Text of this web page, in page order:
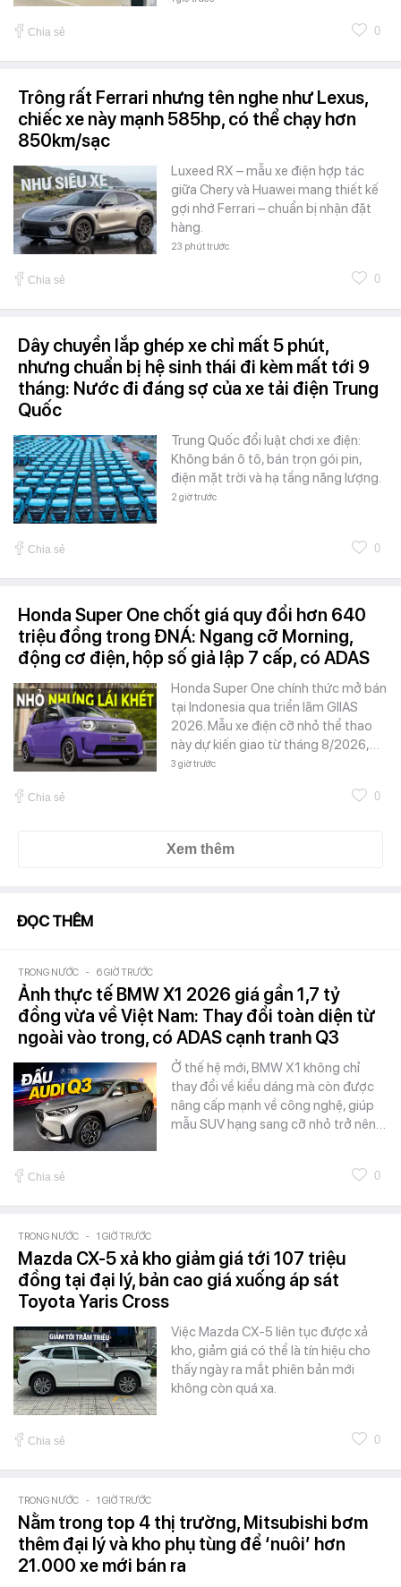
Chia sẻ 0
Trông rất Ferrari nhưng tên nghe như Lexus,
chiếc xe này mạnh 585hp, có thể chạy hơn
850km/sạc
Luxeed RX – mẫu xe điện hợp tác
giữa Chery và Huawei mang thiết kế
gợi nhớ Ferrari – chuẩn bị nhận đặt
hàng.
23 phút trước
Chia sẻ 0
Dây chuyền lắp ghép xe chỉ mất 5 phút,
nhưng chuẩn bị hệ sinh thái đi kèm mất tới 9
tháng: Nước đi đáng sợ của xe tải điện Trung
Quốc
Trung Quốc đổi luật chơi xe điện:
Không bán ô tô, bán trọn gói pin,
điện mặt trời và hạ tầng năng lượng.
2 giờ trước
Chia sẻ 0
Honda Super One chốt giá quy đổi hơn 640
triệu đồng trong ĐNÁ: Ngang cỡ Morning,
động cơ điện, hộp số giả lập 7 cấp, có ADAS
Honda Super One chính thức mở bán
tại Indonesia qua triển lãm GIIAS
2026. Mẫu xe điện cỡ nhỏ thể thao
này dự kiến giao từ tháng 8/2026,…
3 giờ trước
Chia sẻ 0
Xem thêm
ĐỌC THÊM
TRONG NƯỚC - 6 GIỜ TRƯỚC
Ảnh thực tế BMW X1 2026 giá gần 1,7 tỷ
đồng vừa về Việt Nam: Thay đổi toàn diện từ
ngoài vào trong, có ADAS cạnh tranh Q3
Ở thế hệ mới, BMW X1 không chỉ
thay đổi về kiểu dáng mà còn được
nâng cấp mạnh về công nghệ, giúp
mẫu SUV hạng sang cỡ nhỏ trở nên…
Chia sẻ 0
TRONG NƯỚC - 1 GIỜ TRƯỚC
Mazda CX-5 xả kho giảm giá tới 107 triệu
đồng tại đại lý, bản cao giá xuống áp sát
Toyota Yaris Cross
Việc Mazda CX-5 liên tục được xả
kho, giảm giá có thể là tín hiệu cho
thấy ngày ra mắt phiên bản mới
không còn quá xa.
Chia sẻ 0
TRONG NƯỚC - 1 GIỜ TRƯỚC
Nằm trong top 4 thị trường, Mitsubishi bơm
thêm đại lý và kho phụ tùng để ‘nuôi’ hơn
21.000 xe mới bán ra